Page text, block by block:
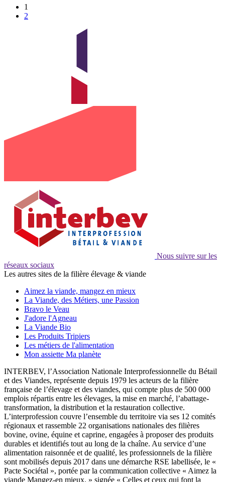
1
2
Nous suivre sur les
réseaux sociaux
Les autres sites de la filière élevage & viande
Aimez la viande, mangez en mieux
La Viande, des Métiers, une Passion
Bravo le Veau
J'adore l'Agneau
La Viande Bio
Les Produits Tripiers
Les métiers de l'alimentation
Mon assiette Ma planète
INTERBEV, l’Association Nationale Interprofessionnelle du Bétail
et des Viandes, représente depuis 1979 les acteurs de la filière
française de l’élevage et des viandes, qui compte plus de 500 000
emplois répartis entre les élevages, la mise en marché, l’abattage-
transformation, la distribution et la restauration collective.
L’interprofession couvre l’ensemble du territoire via ses 12 comités
régionaux et rassemble 22 organisations nationales des filières
bovine, ovine, équine et caprine, engagées à proposer des produits
durables et identifiés tout au long de la chaîne. Au service d’une
alimentation raisonnée et de qualité, les professionnels de la filière
sont mobilisés depuis 2017 dans une démarche RSE labellisée, le «
Pacte Sociétal », portée par la communication collective « Aimez la
viande Mangez-en mieux. » signée « Celles et ceux qui font la